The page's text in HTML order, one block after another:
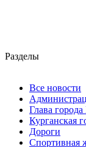
Разделы
Все новости
Глава
Курганская
Дороги
Спортивная